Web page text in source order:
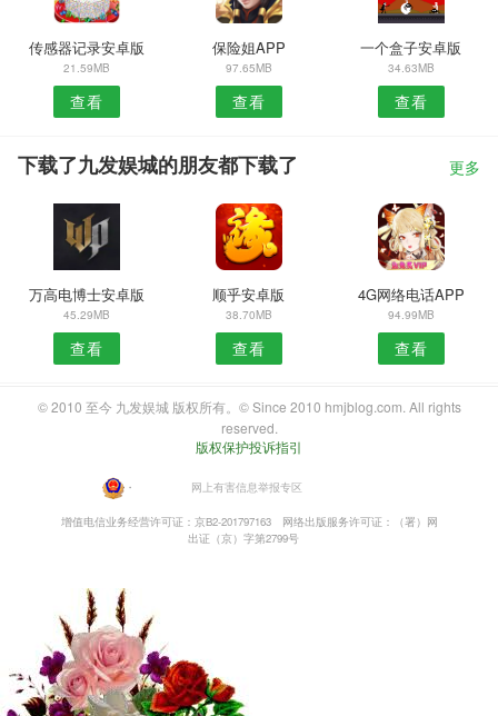
传感器记录安卓版
21.59MB
查看
保险姐APP
97.65MB
查看
一个盒子安卓版
34.63MB
查看
下载了九发娱城的朋友都下载了 更多
万高电博士安卓版
45.29MB
查看
顺乎安卓版
38.70MB
查看
4G网络电话APP
94.99MB
查看
© 2010 至今 九发娱城 版权所有。© Since 2010 hmjblog.com. All rights
reserved.
版权保护投诉指引
・ 网上有害信息举报专区
增值电信业务经营许可证：京B2-201797163
网络出版服务许可证：（署）网
出证（京）字第2799号